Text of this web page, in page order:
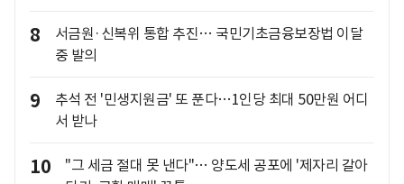
8
서금원·신복위 통합 추진… 국민기초금융보장법 이달
중 발의
9
추석 전 '민생지원금' 또 푼다…1인당 최대 50만원 어디
서 받나
10
"그 세금 절대 못 낸다"… 양도세 공포에 '제자리 갈아